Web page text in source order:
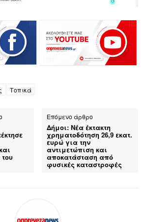
Τοπικά
Επόμενο άρθρο
Δήμοι: Νέα έκτακτη
χρηματοδότηση 26,9 εκατ.
ευρώ για την
αντιμετώπιση και
αποκατάσταση από
φυσικές καταστροφές